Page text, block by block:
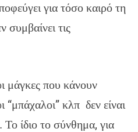
για τόσο καιρό τη
τις
μάγκες που κάνουν
κλπ δεν είναι
ίδιο το σύνθημα, για